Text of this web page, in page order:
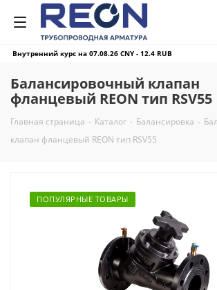
Внутренний курс на 07.08.26 CNY - 12.4 RUB
Балансировочный клапан
фланцевый REON тип RSV55
Главная страница - Каталог - Балансировка -
клапан фланцевый REON тип RSV55
ПОПУЛЯРНЫЕ ТОВАРЫ